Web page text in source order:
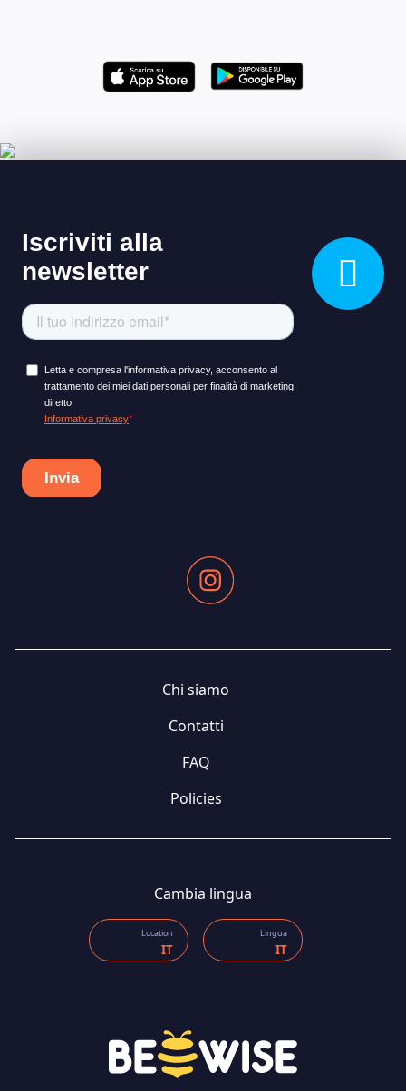
Chi siamo
Contatti
FAQ
Policies
Cambia lingua
Location
IT
Lingua
IT